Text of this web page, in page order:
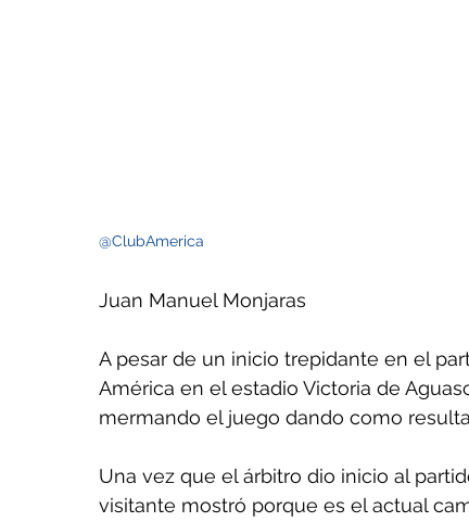
@ClubAmerica
Juan Manuel Monjaras
A pesar de un inicio trepidante en el
América en el estadio Victoria de
mermando el juego dando como
Una vez que el árbitro dio inicio al
visitante mostró porque es el actual